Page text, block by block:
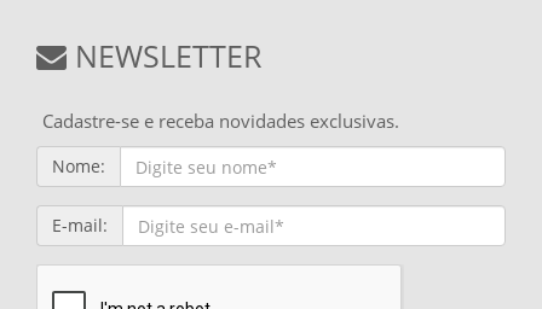
NEWSLETTER
Cadastre-se e receba novidades exclusivas.
Nome:
E-mail: